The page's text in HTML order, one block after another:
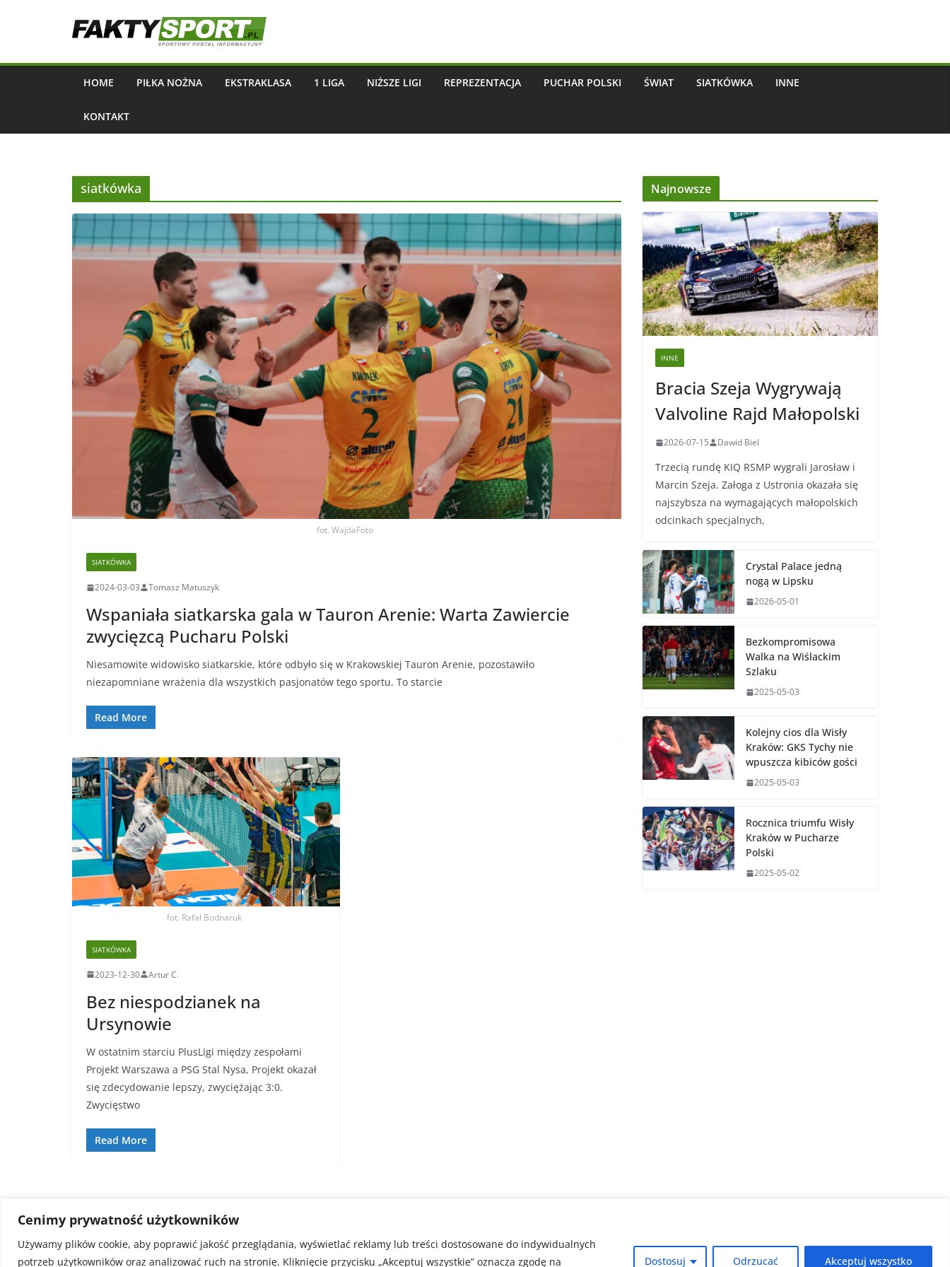
Cenimy prywatność użytkowników
Używamy plików cookie, aby poprawić jakość przeglądania, wyświetlać reklamy lub treści dostosowane do indywidualnych
potrzeb użytkowników oraz analizować ruch na stronie. Kliknięcie przycisku „Akceptuj wszystkie” oznacza zgodę na
Dostosuj Odrzucać Akceptuj wszystko
HOME PIŁKA NOŻNA EKSTRAKLASA 1 LIGA NIŻSZE LIGI REPREZENTACJA PUCHAR POLSKI ŚWIAT SIATKÓWKA INNE
KONTAKT
siatkówka
fot. WajdaFoto
SIATKÓWKA
2024-03-03 Tomasz Matuszyk
Wspaniała siatkarska gala w Tauron Arenie: Warta Zawiercie
zwycięzcą Pucharu Polski
Niesamowite widowisko siatkarskie, które odbyło się w Krakowskiej Tauron Arenie, pozostawiło
niezapomniane wrażenia dla wszystkich pasjonatów tego sportu. To starcie
Read More
fot. Rafał Bodnaruk
SIATKÓWKA
2023-12-30 Artur C.
Bez niespodzianek na
Ursynowie
W ostatnim starciu PlusLigi między zespołami
Projekt Warszawa a PSG Stal Nysa, Projekt okazał
się zdecydowanie lepszy, zwyciężając 3:0.
Zwycięstwo
Read More
Najnowsze
INNE
Bracia Szeja Wygrywają
Valvoline Rajd Małopolski
2026-07-15 Dawid Biel
Trzecią rundę KIQ RSMP wygrali Jarosław i
Marcin Szeja. Załoga z Ustronia okazała się
najszybsza na wymagających małopolskich
odcinkach specjalnych,
Crystal Palace jedną
nogą w Lipsku
2026-05-01
Bezkompromisowa
Walka na Wiślackim
Szlaku
2025-05-03
Kolejny cios dla Wisły
Kraków: GKS Tychy nie
wpuszcza kibiców gości
2025-05-03
Rocznica triumfu Wisły
Kraków w Pucharze
Polski
2025-05-02
Prawa autorskie © 2026FaktySport.pl. Wszystkie prawa zastrzeżone.